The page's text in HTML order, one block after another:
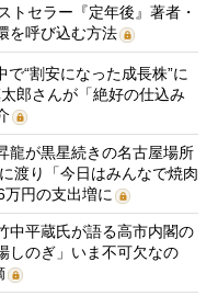
トセラー『定年後』著者・
を呼び込む方法
“割安になった成長株”に
郎さんが「絶好の仕込み
龍が黒星続きの名古屋場所
渡り「今日はみんなで焼肉
円の支出増に
中平蔵氏が語る高市内閣の
のぎ」いま不可欠なの